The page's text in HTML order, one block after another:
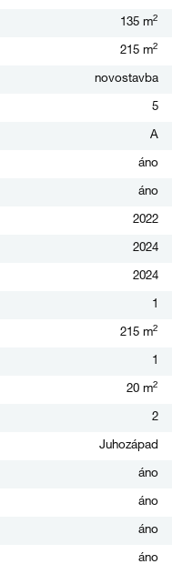
135 m2
215 m2
novostavba
5
A
áno
áno
2022
2024
2024
1
215 m2
1
20 m2
2
Juhozápad
áno
áno
áno
áno